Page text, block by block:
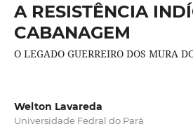
A RESISTÊNCIA
CABANAGEM
O LEGADO GUERREIRO DOS MURA
Welton Lavareda
Universidade Fedral do Pará